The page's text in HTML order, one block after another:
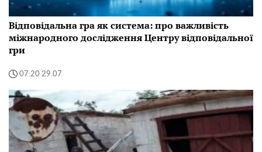
Відповідальна гра як система: про важливість
міжнародного дослідження Центру відповідальної
гри
07:20 29.07